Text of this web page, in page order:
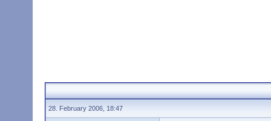
28. February 2006, 18:47